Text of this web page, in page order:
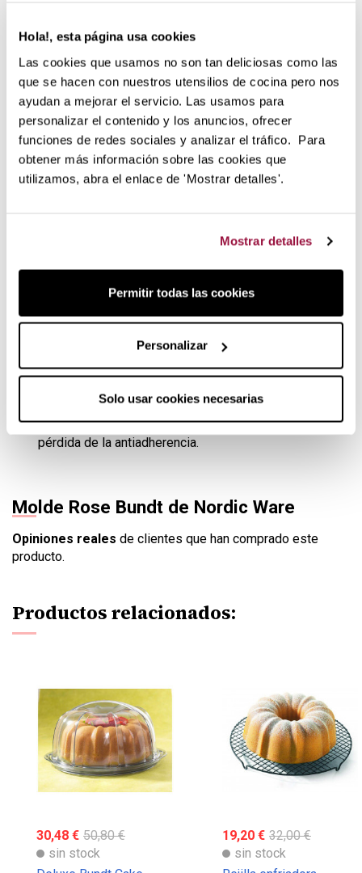
Hola!, esta página usa cookies
Las cookies que usamos no son tan deliciosas como las
que se hacen con nuestros utensilios de cocina pero nos
ayudan a mejorar el servicio. Las usamos para
personalizar el contenido y los anuncios, ofrecer
funciones de redes sociales y analizar el tráfico. Para
obtener más información sobre las cookies que
utilizamos, abra el enlace de 'Mostrar detalles'.
Mostrar detalles
Permitir todas las cookies
Personalizar
Solo usar cookies necesarias
Formas perfectamente equilibradas.
Garantía de 2 años.
Siete días para cambiar de opinión.
Servicio postventa en nuestro teléfono de atención al
cliente.
Los moldes de Nordic Ware son dealtísima calidady
súperantiadherentesque permiten larápida extracción
del bizcochosin que se rompa. Su color y material reflecta
Lavar con agua caliente y jabón antes del primer uso y
después de los usos posteriores.
sal) o manteca vegetal y espolvorear con harina.
Llene el molde no más de 3/4 de su capacidad para
No utilice utensilios metálicos, estropajos o
productos de limpieza abrasivos. Podrían provocar la
pérdida de la antiadherencia.
Molde Rose Bundt de Nordic Ware
Opiniones reales de clientes que han comprado este
producto.
Productos relacionados:
30,48 € 50,80 €
sin stock
19,20 € 32,00 €
sin stock